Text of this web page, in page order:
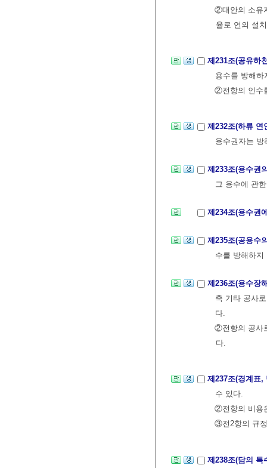
②대안의 소유
율로 언의 설
제231조(공유하
용수를 방해
②전항의 인수
제232조(하류
용수권자는
제233조(용수권
그 용수에 관
제234조(용수권
제235조(공용수
수를 방해하
제236조(용수장
축 기타 공사
다.
②전항의 공사
다.
제237조(경계표
수 있다.
②전항의 비용
③전2항의 규
제238조(담의 특